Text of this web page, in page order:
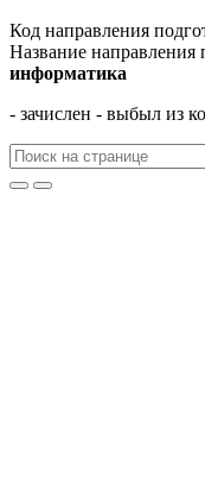
Код направления
Название направления
информатика
- зачислен - выбыл из